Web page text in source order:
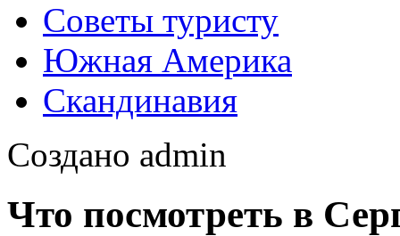
Советы туристу
Южная Америка
Скандинавия
Создано admin
Что посмотреть в